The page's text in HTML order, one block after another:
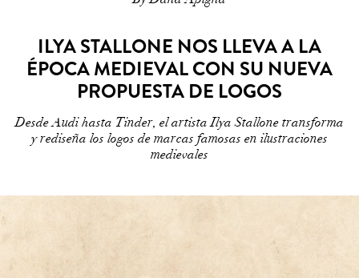
ILYA STALLONE NOS LLEVA A LA
ÉPOCA MEDIEVAL CON SU NUEVA
PROPUESTA DE LOGOS
Desde Audi hasta Tinder, el artista Ilya Stallone transforma
y rediseña los logos de marcas famosas en ilustraciones
medievales